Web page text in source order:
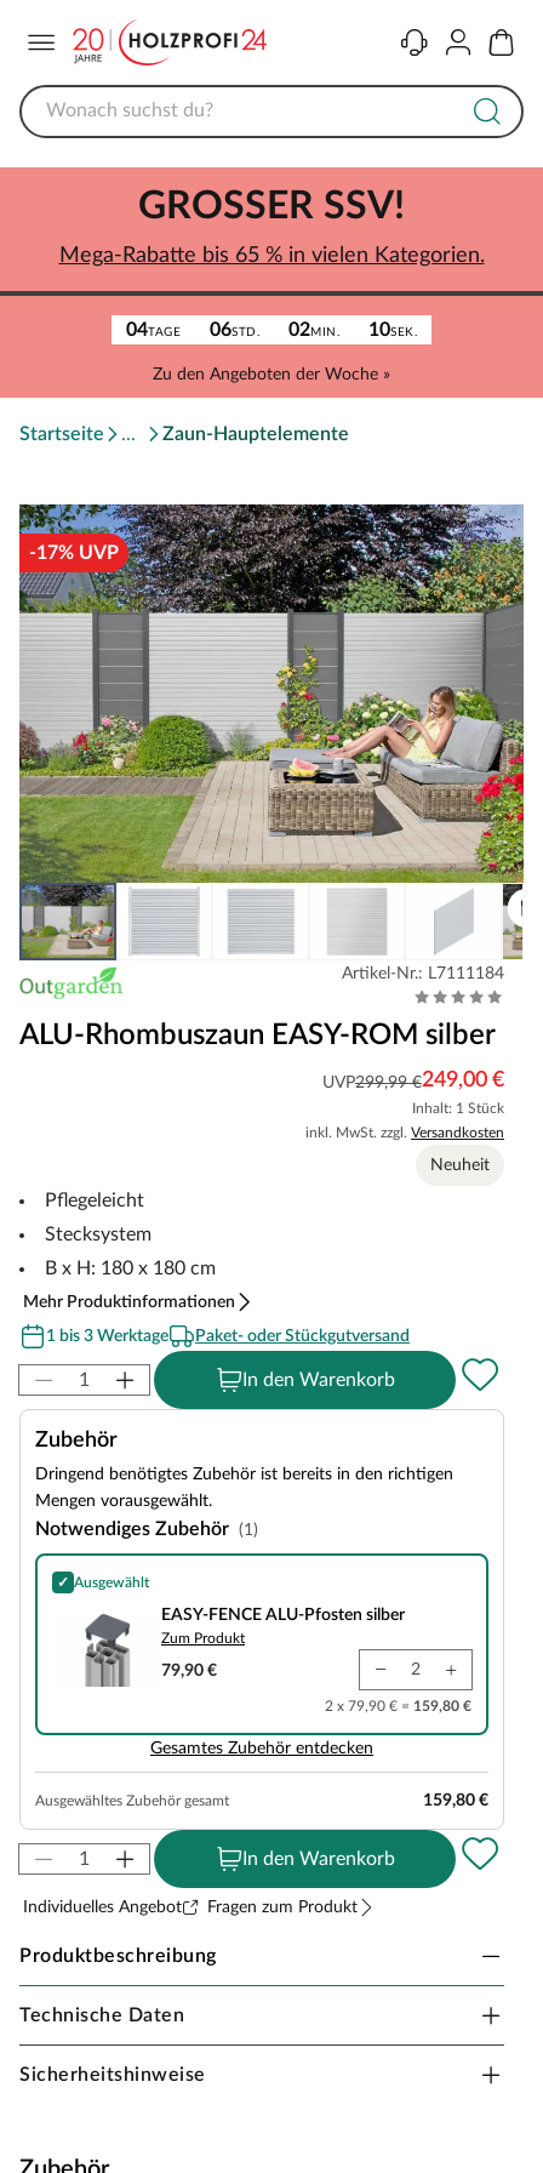
KontaktKonto
04TAGE 06STD. 02MIN. 10SEK.
Zu den Angeboten der Woche »
GROSSER SSV!
Mega-Rabatte bis 65 % in vielen Kategorien.
Startseite Zaun-Hauptelemente
-17% UVP
Artikel-Nr.: L7111184
ALU-Rhombuszaun EASY-ROM silber
UVP299,99 €249,00 €
Inhalt: 1 Stück
inkl. MwSt. zzgl. Versandkosten
Neuheit
Pflegeleicht
Stecksystem
B x H: 180 x 180 cm
Mehr Produktinformationen
1 bis 3 Werktage
Paket- oder Stückgutversand
In den Warenkorb
Zubehör
Dringend benötigtes Zubehör ist bereits in den richtigen
Mengen vorausgewählt.
Notwendiges Zubehör (1)
✓ Ausgewählt
EASY-FENCE ALU-Pfosten silber
EASY-FENCE ALU-Pfosten silber
Zum Produkt
79,90 €
2 x 79,90 € = 159,80 €
Gesamtes Zubehör entdecken
Ausgewähltes Zubehör gesamt 159,80 €
In den Warenkorb
Individuelles Angebot Fragen zum Produkt
Produktbeschreibung
Belladoor ALU-Rhombuszaun EASY-ROM
den Einsatz in Außenbereichen und hält auch Nässe
Technische Daten
Sicherheitshinweise